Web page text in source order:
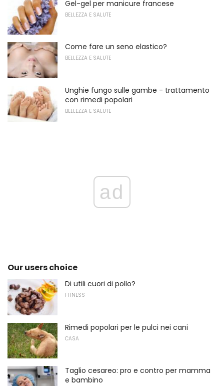
Gel-gel per manicure francese
BELLEZZA E SALUTE
Come fare un seno elastico?
BELLEZZA E SALUTE
Unghie fungo sulle gambe - trattamento
con rimedi popolari
BELLEZZA E SALUTE
ad
Our users choice
Di utili cuori di pollo?
FITNESS
Rimedi popolari per le pulci nei cani
CASA
Taglio cesareo: pro e contro per mamma
e bambino